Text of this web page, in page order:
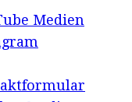
Medien